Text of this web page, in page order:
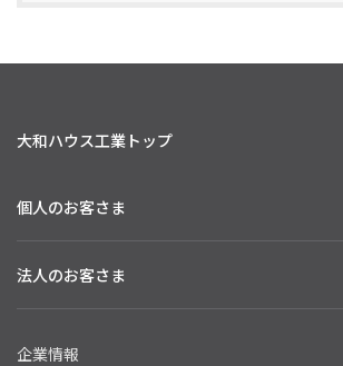
大和ハウス工業トップ
個人のお客さま
法人のお客さま
企業情報